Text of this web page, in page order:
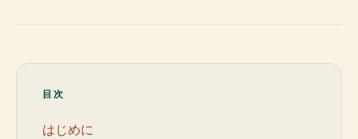
目次
はじめに